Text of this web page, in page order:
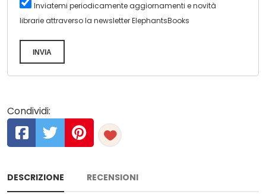
Inviatemi periodicamente aggiornamenti e novità
librarie attraverso la newsletter ElephantsBooks
INVIA
Condividi:
DESCRIZIONE RECENSIONI